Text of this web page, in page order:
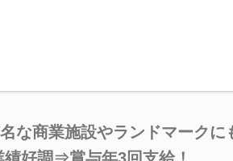
な商業施設やランドマーク
績好調⇒賞与年3回支給！